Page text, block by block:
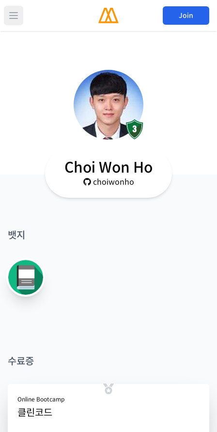
Join
Choi Won Ho
choiwonho
뱃지
수료증
Online Bootcamp
클린코드